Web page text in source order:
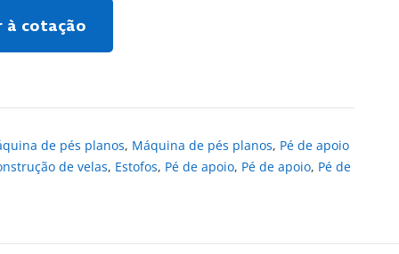
à cotação
de pés planos, Máquina de pés planos, Pé de apoio
de velas, Estofos, Pé de apoio, Pé de apoio, Pé de